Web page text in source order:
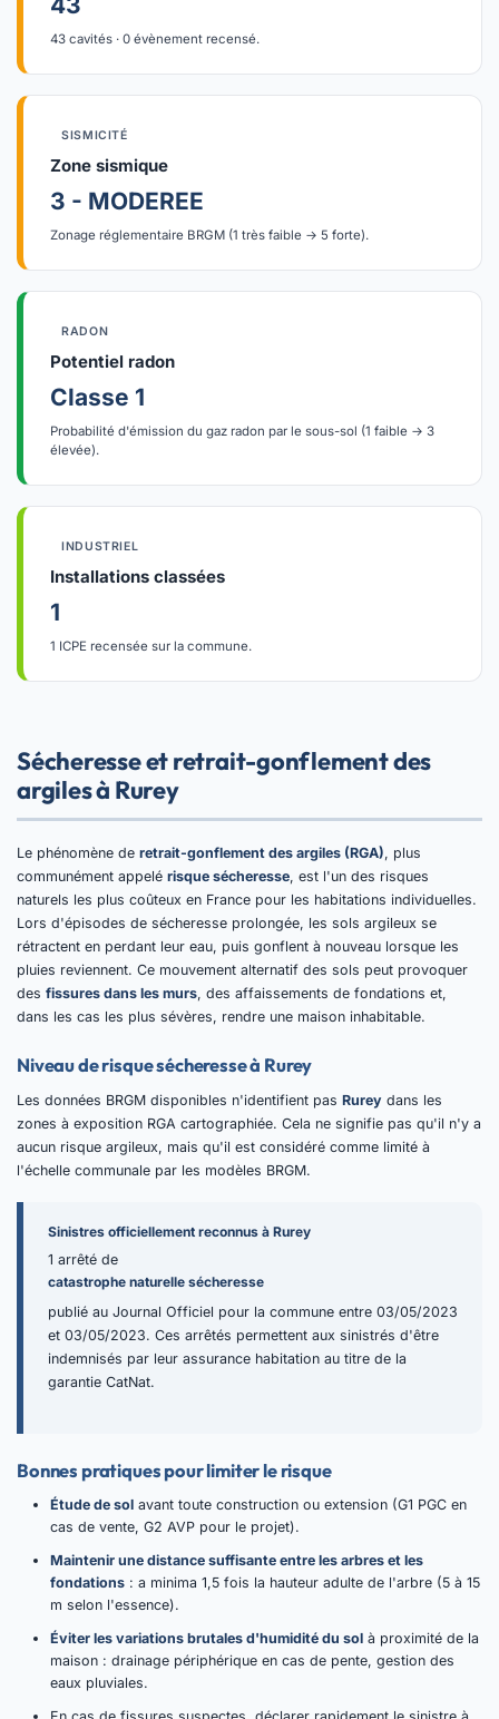
43 cavités · 0 évènement recensé.
SISMICITÉ
Zone sismique
3 - MODEREE
Zonage réglementaire BRGM (1 très faible → 5 forte).
RADON
Potentiel radon
Classe 1
Probabilité d'émission du gaz radon par le sous-sol (1 faible → 3
élevée).
INDUSTRIEL
Installations classées
1
1 ICPE recensée sur la commune.
Sécheresse et retrait-gonflement des
argiles à Rurey
Le phénomène de retrait-gonflement des argiles (RGA), plus
communément appelé risque sécheresse, est l'un des risques
naturels les plus coûteux en France pour les habitations individuelles.
Lors d'épisodes de sécheresse prolongée, les sols argileux se
rétractent en perdant leur eau, puis gonflent à nouveau lorsque les
pluies reviennent. Ce mouvement alternatif des sols peut provoquer
des fissures dans les murs, des affaissements de fondations et,
dans les cas les plus sévères, rendre une maison inhabitable.
Niveau de risque sécheresse à Rurey
Les données BRGM disponibles n'identifient pas Rurey dans les
zones à exposition RGA cartographiée. Cela ne signifie pas qu'il n'y a
aucun risque argileux, mais qu'il est considéré comme limité à
l'échelle communale par les modèles BRGM.
Sinistres officiellement reconnus à Rurey
1 arrêté de
catastrophe naturelle sécheresse
publié au Journal Officiel pour la commune entre 03/05/2023
et 03/05/2023. Ces arrêtés permettent aux sinistrés d'être
indemnisés par leur assurance habitation au titre de la
garantie CatNat.
Bonnes pratiques pour limiter le risque
Étude de sol avant toute construction ou extension (G1 PGC en
cas de vente, G2 AVP pour le projet).
Maintenir une distance suffisante entre les arbres et les
fondations : a minima 1,5 fois la hauteur adulte de l'arbre (5 à 15
m selon l'essence).
Éviter les variations brutales d'humidité du sol à proximité de la
maison : drainage périphérique en cas de pente, gestion des
eaux pluviales.